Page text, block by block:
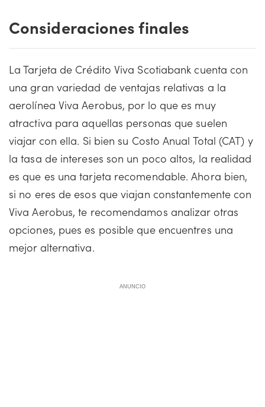
Consideraciones finales
La Tarjeta de Crédito Viva Scotiabank cuenta con
una gran variedad de ventajas relativas a la
aerolínea Viva Aerobus, por lo que es muy
atractiva para aquellas personas que suelen
viajar con ella. Si bien su Costo Anual Total (CAT) y
la tasa de intereses son un poco altos, la realidad
es que es una tarjeta recomendable. Ahora bien,
si no eres de esos que viajan constantemente con
Viva Aerobus, te recomendamos analizar otras
opciones, pues es posible que encuentres una
mejor alternativa.
ANUNCIO